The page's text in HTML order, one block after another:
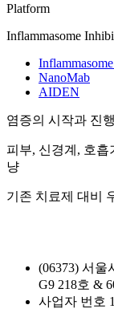
Platform
Inflammasome
NanoMab
AIDEN
염증의 시작과 진
피부, 신경계, 호흡
냥
기존 치료제 대비
(06373) 서울
G9 218호 &
사업자 번호